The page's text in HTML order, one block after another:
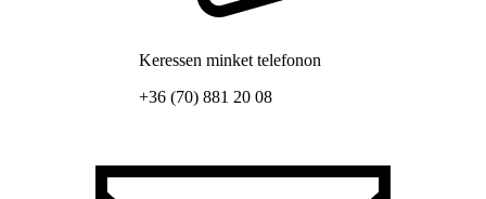
Keressen minket telefonon
+36 (70) 881 20 08